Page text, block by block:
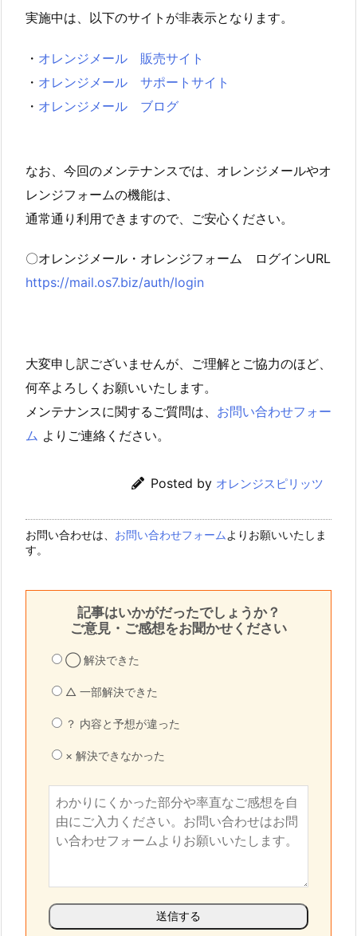
実施中は、以下のサイトが非表示となります。
・ オレンジメール 販売サイト
・ オレンジメール サポートサイト
・ オレンジメール ブログ
なお、今回のメンテナンスでは、オレンジメールやオ
レンジフォームの機能は、
通常通り利用できますので、ご安心ください。
〇オレンジメール・オレンジフォーム ログインURL
https://mail.os7.biz/auth/login
大変申し訳ございませんが、ご理解とご協力のほど、
何卒よろしくお願いいたします。
メンテナンスに関するご質問は、 お問い合わせフォー
ム よりご連絡ください。
Posted by オレンジスピリッツ
お問い合わせは、 お問い合わせフォーム よりお願いいたしま
す。
記事はいかがだったでしょうか？
ご意見・ご感想をお聞かせください
◯ 解決できた
△ 一部解決できた
？ 内容と予想が違った
× 解決できなかった